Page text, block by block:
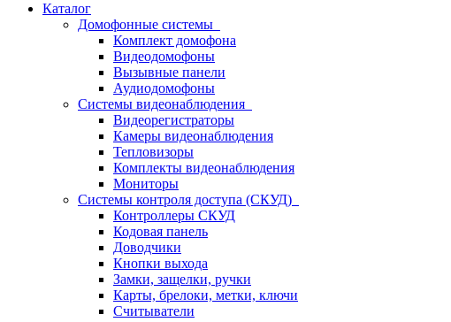
Каталог
Домофонные системы
Комплект домофона
Видеодомофоны
Вызывные панели
Аудиодомофоны
Системы видеонаблюдения
Видеорегистраторы
Камеры видеонаблюдения
Тепловизоры
Комплекты видеонаблюдения
Мониторы
Системы контроля доступа (СКУД)
Контроллеры СКУД
Кодовая панель
Доводчики
Кнопки выхода
Замки, защелки, ручки
Карты, брелоки, метки, ключи
Считыватели